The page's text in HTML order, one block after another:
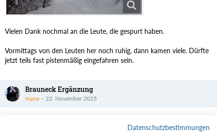
Vielen Dank nochmal an die Leute, die gespurt haben.
Vormittags von den Leuten her noch ruhig, dann kamen viele. Dürfte
jetzt teils fast pistenmäßig eingefahren sein.
Brauneck Ergänzung
mane 22. November 2025
Datenschutzbestimmungen